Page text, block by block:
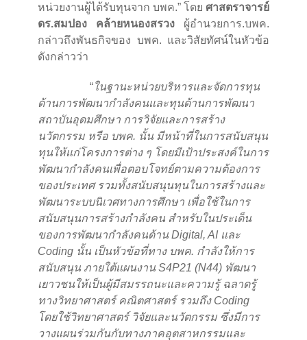
หน่วยงานผู้ได้รับทุนจาก บพค.” โดย ศาสตราจารย์
ดร.สมปอง คล้ายหนองสรวง ผู้อำนวยการ.บพค.
กล่าวถึงพันธกิจของ บพค. และวิสัยทัศน์ในหัวข้อ
ดังกล่าวว่า
“ในฐานะหน่วยบริหารและจัดการทุน
ด้านการพัฒนากำลังคนและทุนด้านการพัฒนา
สถาบันอุดมศึกษา การวิจัยและการสร้าง
นวัตกรรม หรือ บพค. นั้น มีหน้าที่ในการสนับสนุน
ทุนให้แก่โครงการต่าง ๆ โดยมีเป้าประสงค์ในการ
พัฒนากำลังคนเพื่อตอบโจทย์ตามความต้องการ
ของประเทศ รวมทั้งสนับสนุนทุนในการสร้างและ
พัฒนาระบบนิเวศทางการศึกษา เพื่อใช้ในการ
สนับสนุนการสร้างกำลังคน สำหรับในประเด็น
ของการพัฒนากำลังคนด้าน Digital, AI และ
Coding นั้น เป็นหัวข้อที่ทาง บพค. กำลังให้การ
สนับสนุน ภายใต้แผนงาน S4P21 (N44) พัฒนา
เยาวชนให้เป็นผู้มีสมรรถนะและความรู้ ฉลาดรู้
ทางวิทยาศาสตร์ คณิตศาสตร์ รวมถึง Coding
โดยใช้วิทยาศาสตร์ วิจัยและนวัตกรรม ซึ่งมีการ
วางแผนร่วมกันกับทางภาคอุตสาหกรรมและ